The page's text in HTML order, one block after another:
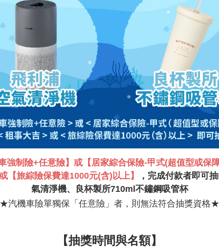
強制險+任意險】或【居家綜合保險-甲式(超值型或保
【旅綜險保費達1000元(含)以上】
，完成付款者即可
氣清淨機、良杯製所710ml不鏽鋼吸管杯
★汽機車險單獨保「任意險」者，則無法符合抽獎資格★
【抽獎時間與名額】